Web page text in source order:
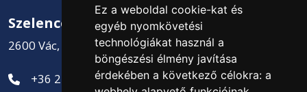
Ez a weboldal cookie-kat és
egyéb nyomkövetési
technológiákat használ a
böngészési élmény javítása
érdekében a következő célokra: a
Szelence Kft.
2600 Vác, Csatamező út 2.
+36 27 311-881